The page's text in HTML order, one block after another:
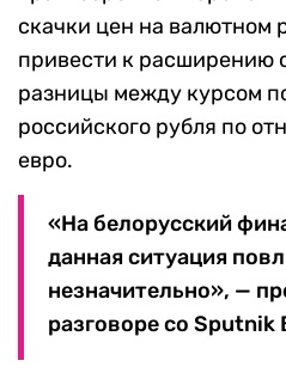
скачки цен на валютном
привести к расширению
разницы между курсом
российского рубля по
евро.
«На белорусский
данная ситуация
незначительно», —
разговоре со Sputnik